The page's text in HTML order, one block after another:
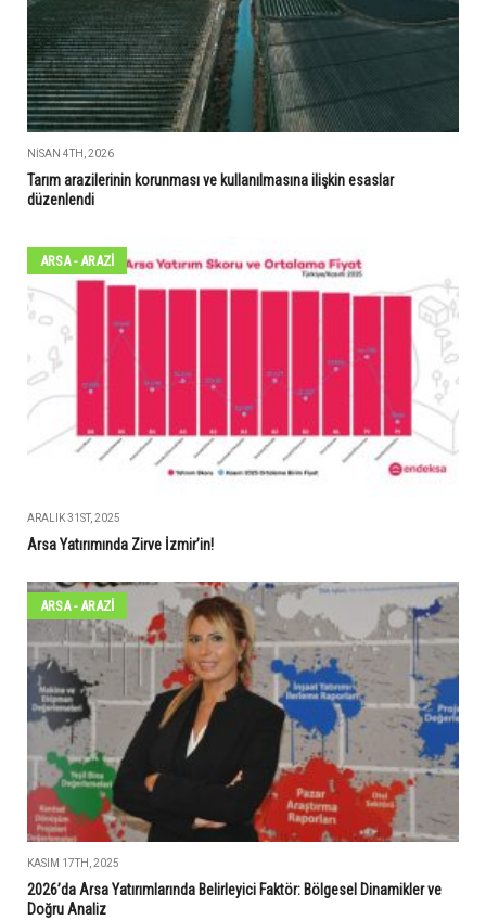
NISAN 4TH, 2026
Tarım arazilerinin korunması ve kullanılmasına ilişkin esaslar
düzenlendi
ARSA - ARAZİ
ARALIK 31ST, 2025
Arsa Yatırımında Zirve İzmir’in!
ARSA - ARAZİ
KASIM 17TH, 2025
2026’da Arsa Yatırımlarında Belirleyici Faktör: Bölgesel Dinamikler ve
Doğru Analiz